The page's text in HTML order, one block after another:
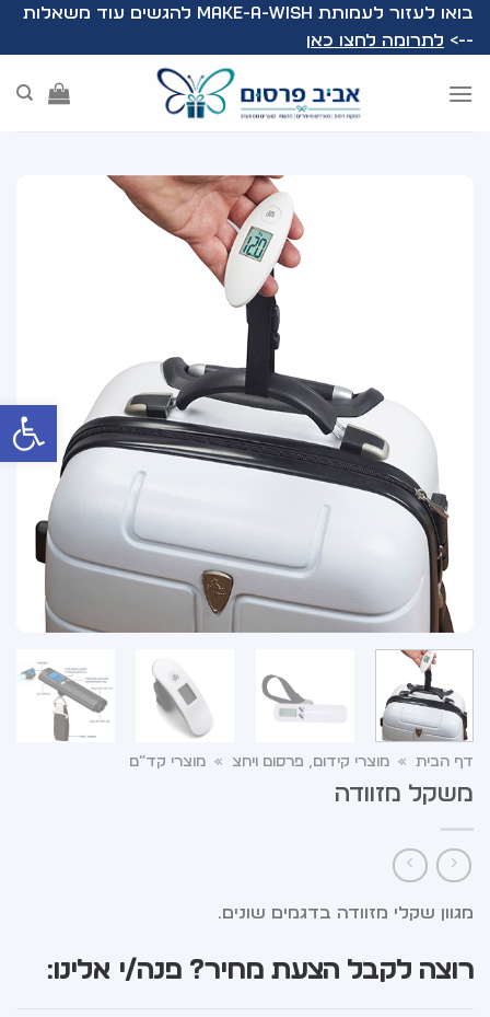
פתח
Skip
to
בואו לעזור לעמותת Make-A-Wish להגשים עוד משאלות
--> לתרומה לחצו כאן
דף הבית » מוצרי קידום, פרסום ויחצ » מוצרי קד”ם
משקל מזוודה
מגוון שקלי מזוודה בדגמים שונים.
רוצה לקבל הצעת מחיר? פנה/י אלינו: